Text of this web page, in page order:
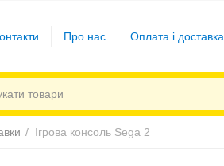
Про нас Оплата і доставка
/ Ігрова консоль Sega 2